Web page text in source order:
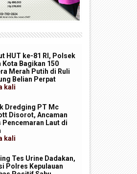
HUT ke-81 RI, Polsek
Kota Bagikan 150
Merah Putih di Ruli
Belian Perpat
kali
Dredging PT Mc
Disorot, Ancaman
Pencemaran Laut di
kali
Tes Urine Dadakan,
Polres Kepulauan